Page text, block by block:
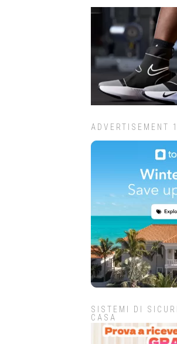
ADVERTISEMENT
SISTEMI DI
CASA